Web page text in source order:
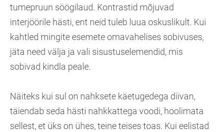
tumepruun söögilaud. Kontrastid mõjuvad
interjöörile hästi, ent neid tuleb luua oskuslikult. Kui
kahtled mingite esemete omavahelises sobivuses,
jäta need välja ja vali sisustuselemendid, mis
sobivad kindla peale.
Näiteks kui sul on nahksete käetugedega diivan,
täiendab seda hästi nahkkattega voodi, hoolimata
sellest, et üks on ühes, teine teises toas. Kui eelistad